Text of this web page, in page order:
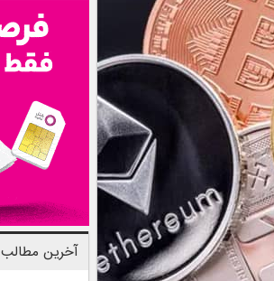
آخرین مطالب